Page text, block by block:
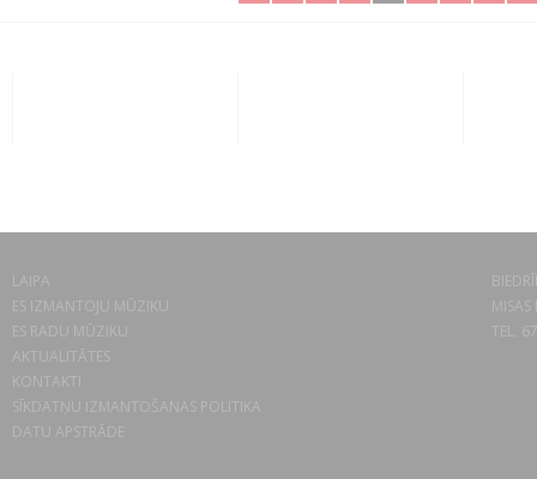
LAIPA
ES IZMANTOJU MŪZIKU
ES RADU MŪZIKU
AKTUALITĀTES
KONTAKTI
SĪKDATŅU IZMANTOŠANAS POLITIKA
DATU APSTRĀDE
TEL.